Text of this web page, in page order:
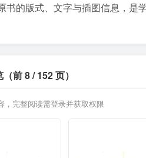
书的版式、文字与插图信息，是
前 8 / 152 页）
，完整阅读需登录并获取权限